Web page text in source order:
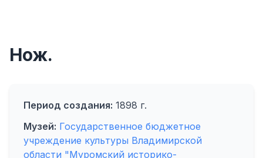
Нож.
Период создания: 1898 г.
Музей: Государственное бюджетное
учреждение культуры Владимирской
области "Муромский историко-